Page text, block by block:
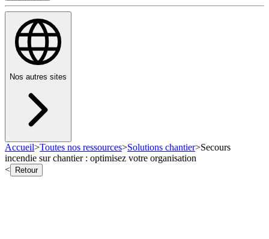
Nos autres sites
Accueil>Toutes nos ressources>Solutions chantier>Secours
incendie sur chantier : optimisez votre organisation
<
Retour